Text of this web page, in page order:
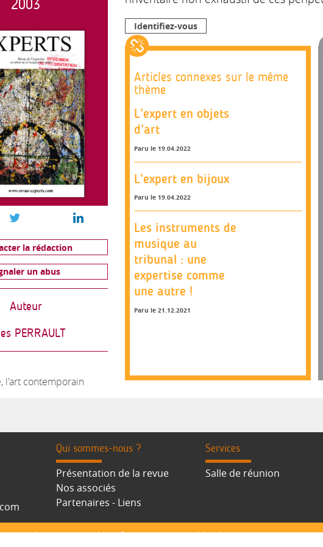
2003
la rédaction
un abus
Auteur
PERRAULT
l'art contemporain
Identifiez-vous
Articles connexes sur le même
thème
L’expert en objets
d’art
Paru le 19.04.2022
L’expert en bijoux
Paru le 19.04.2022
Les instruments de
musique au
tribunal : une
expertise comme
une autre !
Paru le 21.12.2021
Qui sommes-nous ?
Présentation de la revue
Nos associés
Partenaires - Liens
Services
Salle de réunion
-S’abonner-S'identifier-Mentions légales-CGU / CGV-